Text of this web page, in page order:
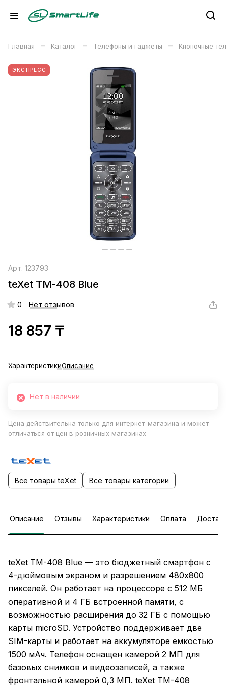
Главная – Каталог – Телефоны и гаджеты – Кнопочные
ЭКСПРЕСС
Арт. 123793
teXet TM-408 Blue
0 Нет отзывов
18 857 ₸
ХарактеристикиОписание
Нет в наличии
Цена действительна только для интернет-магазина и может
отличаться от цен в розничных магазинах
Все товары teXet Все товары категории
Описание Отзывы Характеристики Оплата
teXet TM-408 Blue — это бюджетный смартфон с
4-дюймовым экраном и разрешением 480x800
пикселей. Он работает на процессоре с 512 МБ
оперативной и 4 ГБ встроенной памяти, с
возможностью расширения до 32 ГБ с помощью
карты microSD. Устройство поддерживает две
SIM-карты и работает на аккумуляторе емкостью
1500 мАч. Телефон оснащен камерой 2 МП для
базовых снимков и видеозаписей, а также
фронтальной камерой 0,3 МП. teXet TM-408